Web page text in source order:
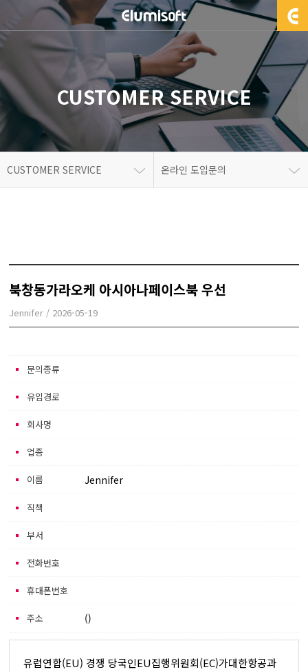
CUSTOMER SERVICE
CUSTOMER SERVICE 온라인 도입문의
북창동가라오케 아시아나페이스북 우선
Jennifer / 2026-05-19
문의종류
유입경로
회사명
업종
이름 Jennifer
직책
부서
전화번호
휴대폰번호
주소 ()
유럽연합(EU) 경쟁 당국인EU집행위원회(EC)가대한항공과